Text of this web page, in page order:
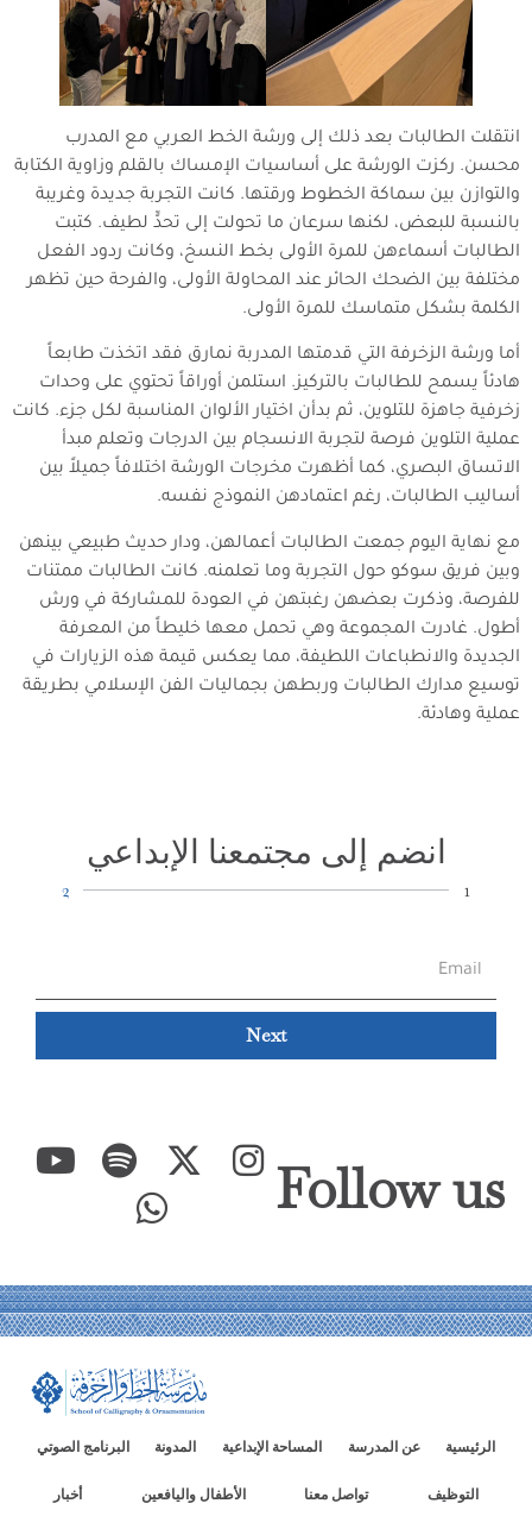
انتقلت الطالبات بعد ذلك إلى ورشة الخط العربي مع المدرب
محسن. ركزت الورشة على أساسيات الإمساك بالقلم وزاوية الكتابة
والتوازن بين سماكة الخطوط ورقتها. كانت التجربة جديدة وغريبة
بالنسبة للبعض، لكنها سرعان ما تحولت إلى تحدٍّ لطيف. كتبت
الطالبات أسماءهن للمرة الأولى بخط النسخ، وكانت ردود الفعل
مختلفة بين الضحك الحائر عند المحاولة الأولى، والفرحة حين تظهر
الكلمة بشكل متماسك للمرة الأولى.
أما ورشة الزخرفة التي قدمتها المدربة نمارق فقد اتخذت طابعاً
هادئاً يسمح للطالبات بالتركيز. استلمن أوراقاً تحتوي على وحدات
زخرفية جاهزة للتلوين، ثم بدأن اختيار الألوان المناسبة لكل جزء. كانت
عملية التلوين فرصة لتجربة الانسجام بين الدرجات وتعلم مبدأ
الاتساق البصري، كما أظهرت مخرجات الورشة اختلافاً جميلاً بين
أساليب الطالبات، رغم اعتمادهن النموذج نفسه.
مع نهاية اليوم جمعت الطالبات أعمالهن، ودار حديث طبيعي بينهن
وبين فريق سوكو حول التجربة وما تعلمنه. كانت الطالبات ممتنات
للفرصة، وذكرت بعضهن رغبتهن في العودة للمشاركة في ورش
أطول. غادرت المجموعة وهي تحمل معها خليطاً من المعرفة
الجديدة والانطباعات اللطيفة، مما يعكس قيمة هذه الزيارات في
توسيع مدارك الطالبات وربطهن بجماليات الفن الإسلامي بطريقة
عملية وهادئة.
انضم إلى مجتمعنا الإبداعي
1
2
Next
Follow us
الرئيسية عن المدرسة المساحة الإبداعية المدونة البرنامج الصوتي
التوظيف تواصل معنا الأطفال واليافعين أخبار